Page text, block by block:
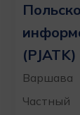
(PJATK)
Варшава
Частный